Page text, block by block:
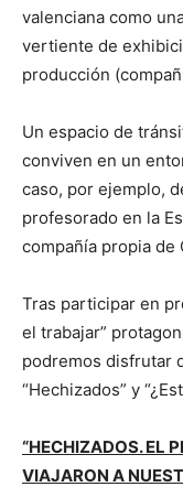
valenciana como
vertiente de
producción
Un espacio de
conviven en un
caso, por ejemplo,
profesorado en la
compañía propia de
Tras participar en
el trabajar”
podremos disfrutar
“Hechizados” y
“HECHIZADOS. EL
VIAJARON A